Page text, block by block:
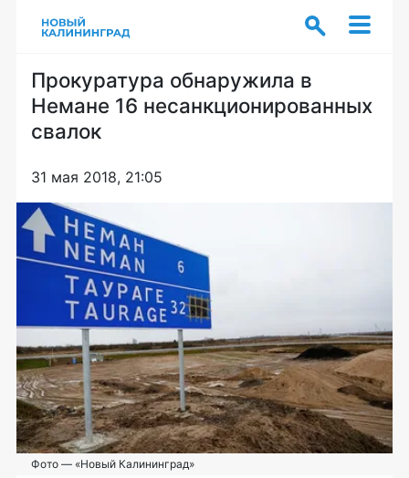
Прокуратура обнаружила в
Немане 16 несанкционированных
свалок
31 мая 2018, 21:05
Фото — «Новый Калининград»